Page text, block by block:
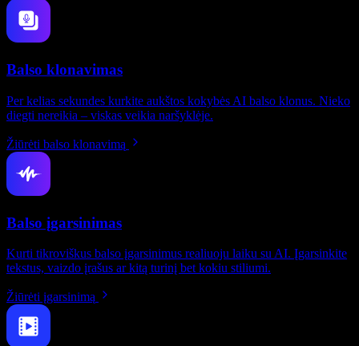
Balso klonavimas
Per kelias sekundes kurkite aukštos kokybės AI balso klonus. Nieko
diegti nereikia – viskas veikia naršyklėje.
Žiūrėti balso klonavimą
Balso įgarsinimas
Kurti tikroviškus balso įgarsinimus realiuoju laiku su AI. Įgarsinkite
tekstus, vaizdo įrašus ar kitą turinį bet kokiu stiliumi.
Žiūrėti įgarsinimą